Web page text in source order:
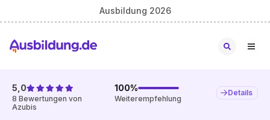
Ausbildung 2026
5,0
8 Bewertungen von
Azubis
100%
Weiterempfehlung
Details